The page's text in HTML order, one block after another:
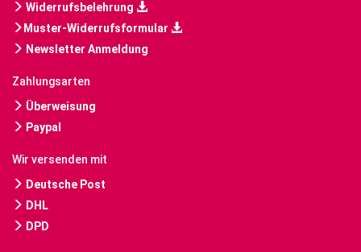
Widerrufsbelehrung
Muster-Widerrufsformular
Newsletter Anmeldung
Zahlungsarten
Überweisung
Paypal
Wir versenden mit
Deutsche Post
DHL
DPD